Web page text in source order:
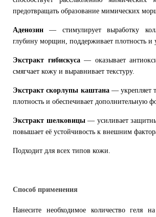
предотвращать образование мимических
Аденозин — стимулирует выработку
глубину морщин, поддерживает плотность и
Экстракт гибискуса— оказывает
смягчает кожу и выравнивает текстуру.
Экстракт скорлупы каштана— укрепляет
плотность и обеспечивает дополнительную
Экстракт шелковицы— усиливает
повышает её устойчивость к внешним
Подходит для всех типов кожи.
Способ применения
Нанесите необходимое количество геля